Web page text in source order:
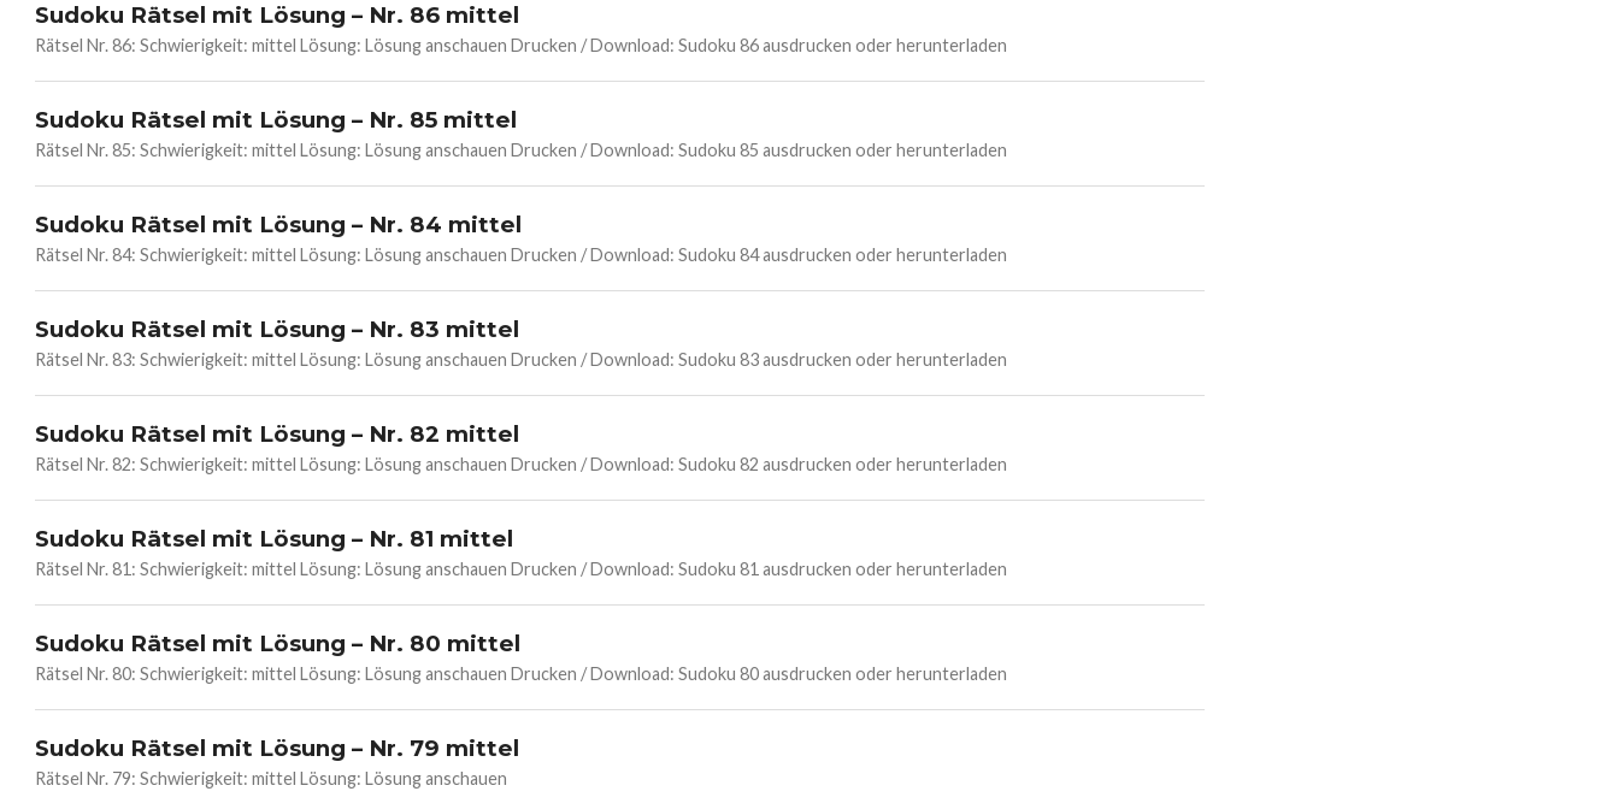
Sudoku Rätsel mit Lösung – Nr. 86 mittel
Rätsel Nr. 86: Schwierigkeit: mittel Lösung: Lösung anschauen Drucken / Download: Sudoku 86 ausdrucken oder herunterladen
Sudoku Rätsel mit Lösung – Nr. 85 mittel
Rätsel Nr. 85: Schwierigkeit: mittel Lösung: Lösung anschauen Drucken / Download: Sudoku 85 ausdrucken oder herunterladen
Sudoku Rätsel mit Lösung – Nr. 84 mittel
Rätsel Nr. 84: Schwierigkeit: mittel Lösung: Lösung anschauen Drucken / Download: Sudoku 84 ausdrucken oder herunterladen
Sudoku Rätsel mit Lösung – Nr. 83 mittel
Rätsel Nr. 83: Schwierigkeit: mittel Lösung: Lösung anschauen Drucken / Download: Sudoku 83 ausdrucken oder herunterladen
Sudoku Rätsel mit Lösung – Nr. 82 mittel
Rätsel Nr. 82: Schwierigkeit: mittel Lösung: Lösung anschauen Drucken / Download: Sudoku 82 ausdrucken oder herunterladen
Sudoku Rätsel mit Lösung – Nr. 81 mittel
Rätsel Nr. 81: Schwierigkeit: mittel Lösung: Lösung anschauen Drucken / Download: Sudoku 81 ausdrucken oder herunterladen
Sudoku Rätsel mit Lösung – Nr. 80 mittel
Rätsel Nr. 80: Schwierigkeit: mittel Lösung: Lösung anschauen Drucken / Download: Sudoku 80 ausdrucken oder herunterladen
Sudoku Rätsel mit Lösung – Nr. 79 mittel
Rätsel Nr. 79: Schwierigkeit: mittel Lösung: Lösung anschauen